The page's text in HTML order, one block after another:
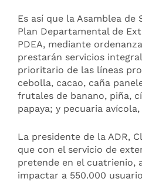
Es así que la Asamblea de
Plan Departamental de
PDEA, mediante
prestarán servicios
prioritario de las líneas
cebolla, cacao, caña
frutales de banano, piña,
papaya; y pecuaria
La presidente de la ADR,
que con el servicio de
pretende en el cuatrienio,
impactar a 550.000